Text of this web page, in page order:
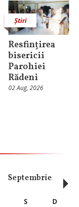
Știri
Resfințirea
bisericii
Parohiei
Rădeni
02 Aug, 2026
Septembrie
S
D